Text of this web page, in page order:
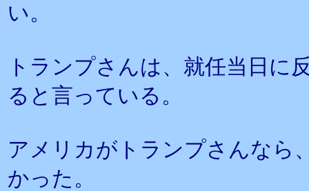
い。
トランプさんは、就任当日に
ると言っている。
アメリカがトランプさんなら
かった。